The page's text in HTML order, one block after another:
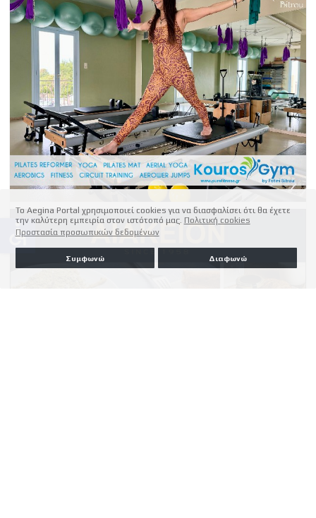
Το Aegina Portal χρησιμοποιεί cookies για να διασφαλίσει ότι θα έχετε
την καλύτερη εμπειρία στον ιστότοπό μας. Πολιτική cookies
Προστασία προσωπικών δεδομένων
Συμφωνώ Διαφωνώ
accessible